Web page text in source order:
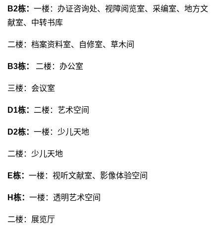
B2栋： 一楼：办证咨询处、视障阅览室、采编室、地方文
献室、中转书库
二楼：档案资料室、自修室、草木间
B3栋： 二楼：办公室
三楼：会议室
D1栋： 二楼：艺术空间
D2栋： 一楼：少儿天地
二楼：少儿天地
E栋： 一楼：视听文献室、影像体验空间
H栋： 一楼：透明艺术空间
二楼：展览厅